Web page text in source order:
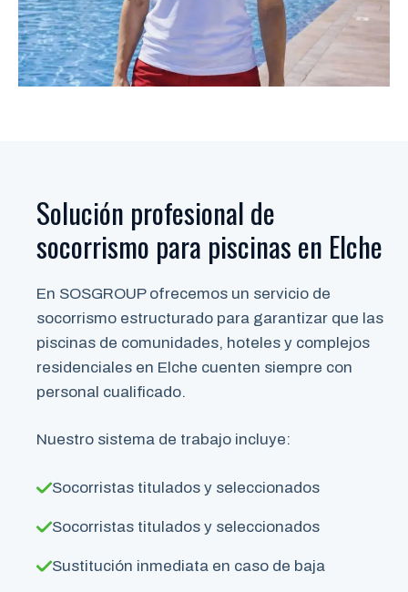
Solución profesional de
socorrismo para piscinas en Elche
En SOSGROUP ofrecemos un servicio de
socorrismo estructurado para garantizar que las
piscinas de comunidades, hoteles y complejos
residenciales en Elche cuenten siempre con
personal cualificado.
Nuestro sistema de trabajo incluye:
Socorristas titulados y seleccionados
Socorristas titulados y seleccionados
Sustitución inmediata en caso de baja